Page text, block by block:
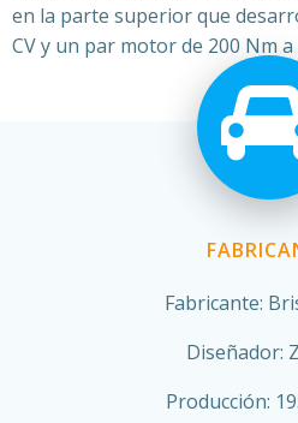
en la parte superior que
CV y un par motor de 200 Nm a
Fabricante:
Diseñador:
Producción: